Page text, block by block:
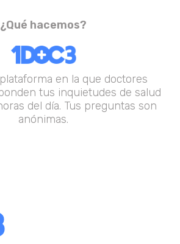
¿Qué hacemos?
plataforma en la que doctores
tus inquietudes de salud
del día. Tus preguntas son
anónimas.